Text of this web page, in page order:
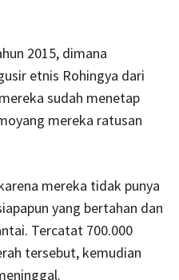
2015, dimana
etnis Rohingya dari
sudah menetap
mereka ratusan
mereka tidak punya
yang bertahan dan
Tercatat 700.000
tersebut, kemudian